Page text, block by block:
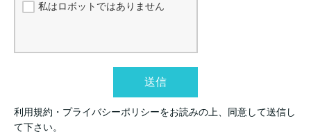
私はロボットではありません
送信
利用規約・プライバシーポリシーをお読みの上、同意して送信し
て下さい。